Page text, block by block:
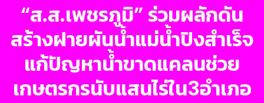
“ส.ส.เพชรภูมิ” ร่วมผลักดัน
สร้างฝายผันน้ำแม่น้ำปิงสำเร็จ
แก้ปัญหาน้ำขาดแคลนช่วย
เกษตรกรนับแสนไร่ใน3อำเภอ